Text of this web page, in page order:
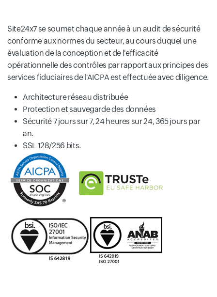
Site24x7 se soumet chaque année à un audit de sécurité
conforme aux normes du secteur, au cours duquel une
évaluation de la conception et de l'efficacité
opérationnelle des contrôles par rapport aux principes des
services fiduciaires de l'AICPA est effectuée avec diligence.
Architecture réseau distribuée
Protection et sauvegarde des données
Sécurité 7 jours sur 7, 24 heures sur 24, 365 jours par
an.
SSL 128/256 bits.